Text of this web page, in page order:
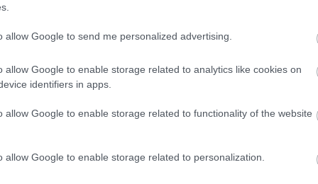
allow Google to send me personalized advertising.
allow Google to enable storage related to analytics like cookies on
identifiers in apps.
allow Google to enable storage related to functionality of the website
allow Google to enable storage related to personalization.